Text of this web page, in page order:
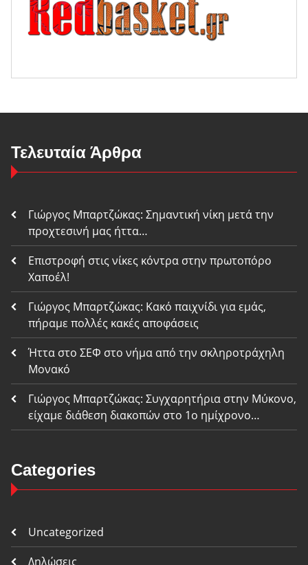
Τελευταία Άρθρα
Γιώργος Μπαρτζώκας: Σημαντική νίκη μετά την
προχτεσινή μας ήττα…
Επιστροφή στις νίκες κόντρα στην πρωτοπόρο
Χαποέλ!
Γιώργος Μπαρτζώκας: Κακό παιχνίδι για εμάς,
πήραμε πολλές κακές αποφάσεις
Ήττα στο ΣΕΦ στο νήμα από την σκληροτράχηλη
Μονακό
Γιώργος Μπαρτζώκας: Συγχαρητήρια στην Μύκονο,
είχαμε διάθεση διακοπών στο 1ο ημίχρονο…
Categories
Uncategorized
Δηλώσεις